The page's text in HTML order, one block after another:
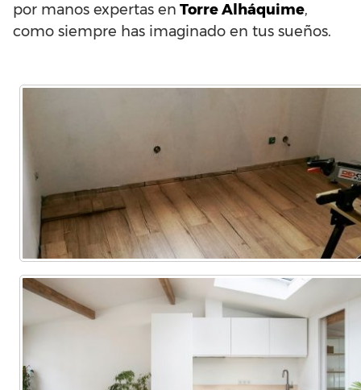
por manos expertas en Torre Alháquime,
como siempre has imaginado en tus sueños.